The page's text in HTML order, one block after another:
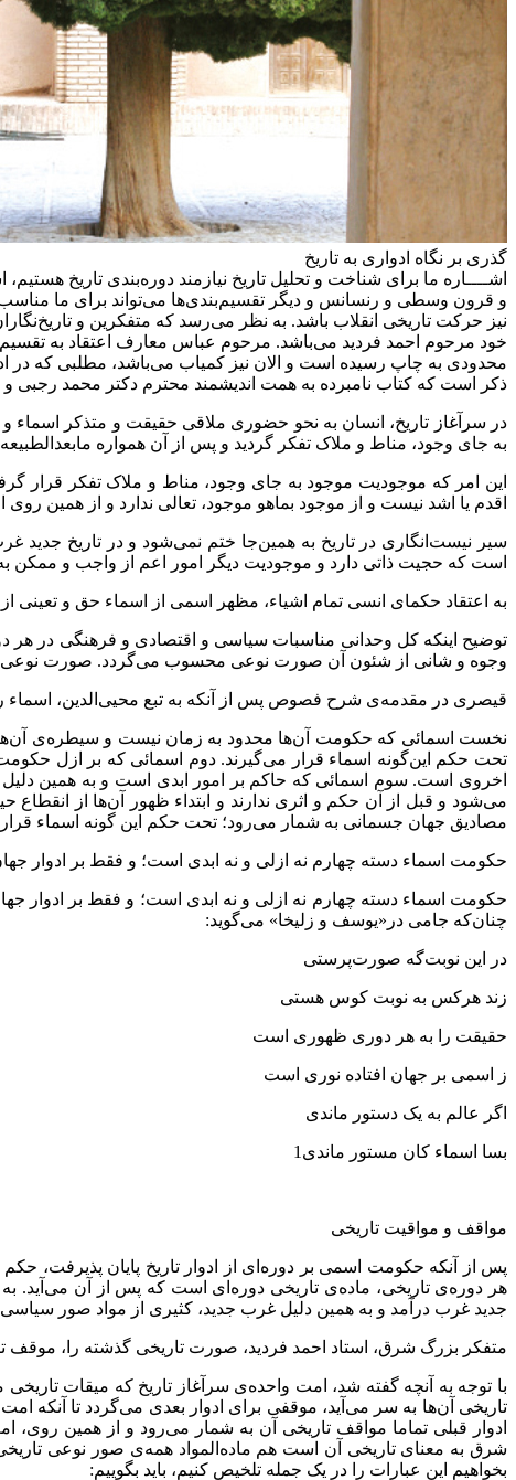
گذری بر نگاه ادواری به تاریخ
اشــــاره ما برای شناخت و تحلیل تاریخ نیازمند دوره‌بندی تاریخ
و قرون وسطی و رنسانس و دیگر تقسیم‌بندی‌ها می‌تواند برای ما
نیز حرکت تاریخی انقلاب باشد. به نظر می‌رسد که متفکرین و
خود مرحوم احمد فردید می‌باشد. مرحوم عباس معارف اعتقاد به
محدودی به چاپ رسیده است و الان نیز کمیاب می‌باشد، مطلبی که در
ذکر است که کتاب نامبرده به همت اندیشمند محترم دکتر محمد
در سرآغاز تاریخ، انسان به نحو حضوری ملاقی حقیقت و متذکر اسماء
به جای وجود، مناط و ملاک تفکر گردید و پس از آن همواره
این امر که موجودیت موجود به جای وجود، مناط و ملاک تفکر قرار
اقدم یا اشد نیست و از موجود بماهو موجود، تعالی ندارد و از همین روی
سیر نیست‌انگاری در تاریخ به همین‌جا ختم نمی‌شود و در تاریخ جدید
است که حجیت ذاتی دارد و موجودیت دیگر امور اعم از واجب و ممکن
به اعتقاد حکمای انسی تمام اشیاء، مظهر اسمی از اسماء حق و تعینی
توضیح اینکه کل وحدانی مناسبات سیاسی و اقتصادی و فرهنگی در
وجوه و شانی از شئون آن صورت نوعی محسوب می‌گردد. صورت نوعی
قیصری در مقدمه‌ی شرح فصوص پس از آنکه به تبع محیی‌الدین، اسماء
نخست اسمائی که حکومت آن‌ها محدود به زمان نیست و سیطره‌ی آن‌ها
تحت حکم این‌گونه اسماء قرار می‌گیرند. دوم اسمائی که بر ازل حکومت
اخروی است. سوم اسمائی که حاکم بر امور ابدی است و به همین دلیل
می‌شود و قبل از آن حکم و اثری ندارند و ابتداء ظهور آن‌ها از
مصادیق جهان جسمانی به شمار می‌رود؛ تحت حکم این گونه اسماء قرار
حکومت اسماء دسته چهارم نه ازلی و نه ابدی است؛ و فقط بر ادوار
حکومت اسماء دسته چهارم نه ازلی و نه ابدی است؛ و فقط بر ادوار
چنان‌که جامی در«یوسف و زلیخا» می‌گوید:
در این نوبت‌گه صورت‌پرستی
زند هرکس به نوبت کوس هستی
حقیقت را به هر دوری ظهوری است
ز اسمی بر جهان افتاده نوری است
اگر عالم به یک دستور ماندی
بسا اسماء کان مستور ماندی1
مواقف و مواقیت تاریخی
پس از آنکه حکومت اسمی بر دوره‌ای از ادوار تاریخ پایان پذیرفت،
هر دوره‌ی تاریخی، ماده‌ی تاریخی دوره‌ای است که پس از آن می‌آید.
جدید غرب درآمد و به همین دلیل غرب جدید، کثیری از مواد صور
متفکر بزرگ شرق، استاد احمد فردید، صورت تاریخی گذشته را، موقف
با توجه به آنچه گفته شد، امت واحده‌ی سرآغاز تاریخ که میقات
تاریخی آن‌ها به سر می‌آید، موقفی برای ادوار بعدی می‌گردد تا آنکه
ادوار قبلی تماما مواقف تاریخی آن به شمار می‌رود و از همین
شرق به معنای تاریخی آن است هم ماده‌المواد همه‌ی صور نوعی
بخواهیم این عبارات را در یک جمله تلخیص کنیم، باید بگوییم: